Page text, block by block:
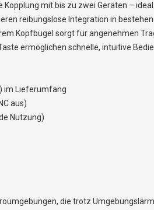
mit bis zu zwei Geräten –
reibungslose Integration in
Kopfbügel sorgt für angenehmen
ermöglichen schnelle, intuitive
im Lieferumfang
aus)
Nutzung)
die trotz